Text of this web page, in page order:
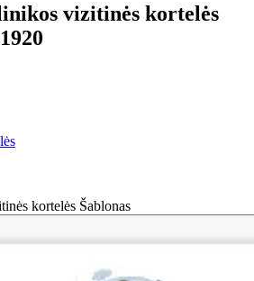
vizitinės kortelės
kortelės Šablonas